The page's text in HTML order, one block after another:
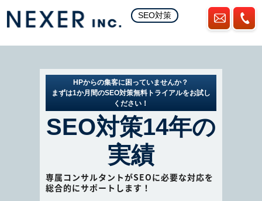
SEO対策
HPからの集客に困っていませんか？
まずは1か月間のSEO対策無料トライアルをお試し
ください！
SEO対策14年の
実績
専属コンサルタントがSEOに必要な対応を
総合的にサポートします！